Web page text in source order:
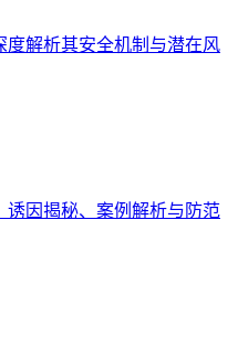
解析其安全机制与潜在风
诱因揭秘、案例解析与防范